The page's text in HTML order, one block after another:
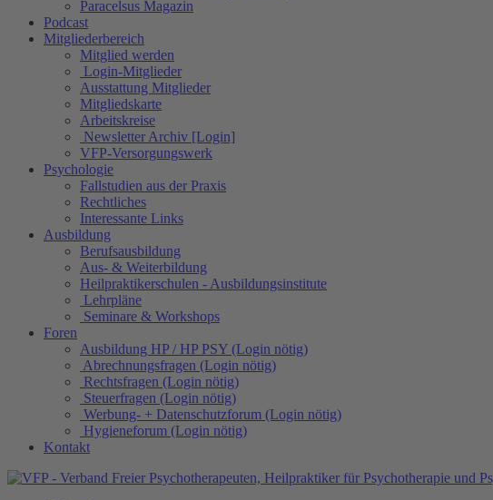
Paracelsus Magazin
Podcast
Mitgliederbereich
Mitglied werden
Login-Mitglieder
Ausstattung Mitglieder
Mitgliedskarte
Arbeitskreise
Newsletter Archiv [Login]
VFP-Versorgungswerk
Psychologie
Fallstudien aus der Praxis
Rechtliches
Interessante Links
Ausbildung
Berufsausbildung
Aus- & Weiterbildung
Heilpraktikerschulen - Ausbildungsinstitute
Lehrpläne
Seminare & Workshops
Foren
Ausbildung HP / HP PSY (Login nötig)
Abrechnungsfragen (Login nötig)
Rechtsfragen (Login nötig)
Steuerfragen (Login nötig)
Werbung- + Datenschutzforum (Login nötig)
Hygieneforum (Login nötig)
Kontakt